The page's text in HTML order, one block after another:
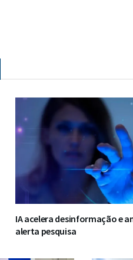
IA acelera desinformação e
alerta pesquisa